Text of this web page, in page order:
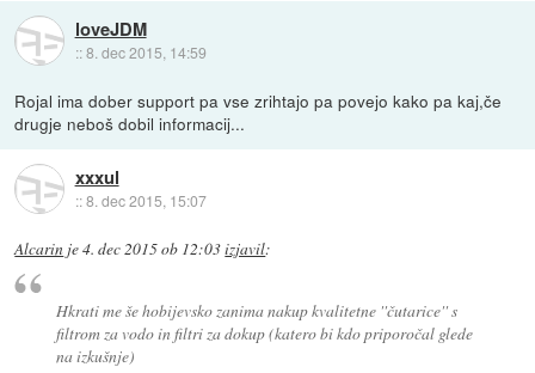
loveJDM
::8. dec 2015, 14:59
Rojal ima dober support pa vse zrihtajo pa povejo kako pa kaj,če
drugje neboš dobil informacij...
xxxul
::8. dec 2015, 15:07
Alcarin je4. dec 2015 ob 12:03izjavil:
Hkrati me še hobijevsko zanima nakup kvalitetne ''čutarice'' s
filtrom za vodo in filtri za dokup (katero bi kdo priporočal glede
na izkušnje)